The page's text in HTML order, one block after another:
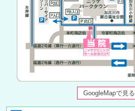
GoogleMapで見る